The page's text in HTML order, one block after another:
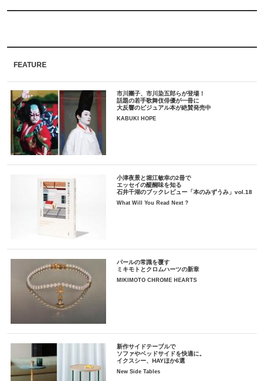
FEATURE
市川團子、市川染五郎らが登場！
話題の若手歌舞伎俳優が一冊に
大反響のビジュアル本が絶賛発売中
KABUKI HOPE
小津夜景と堀江敏幸の2冊で
エッセイの醍醐味を知る
石井千湖のブックレビュー「本のみずうみ」vol.18
What Will You Read Next ?
パールの常識を覆す
ミキモトとクロムハーツの新章
MIKIMOTO CHROME HEARTS
新作サイドテーブルで
ソファやベッドサイドを快適に。
イクスシー、HAYほか6選
New Side Tables